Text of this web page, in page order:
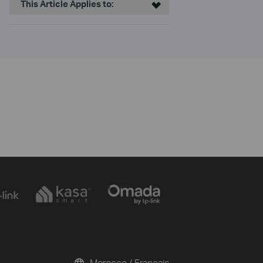
This Article Applies to: